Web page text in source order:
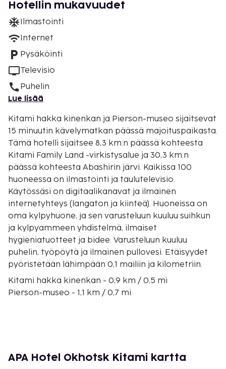
Hotellin mukavuudet
Ilmastointi
Internet
Pysäköinti
Televisio
Puhelin
Lue lisää
Kitami hakka kinenkan ja Pierson-museo sijaitsevat
15 minuutin kävelymatkan päässä majoituspaikasta.
Tämä hotelli sijaitsee 8,3 km:n päässä kohteesta
Kitami Family Land -virkistysalue ja 30,3 km:n
päässä kohteesta Abashirin järvi. Kaikissa 100
huoneessa on ilmastointi ja taulutelevisio.
Käytössäsi on digitaalikanavat ja ilmainen
internetyhteys (langaton ja kiinteä). Huoneissa on
oma kylpyhuone, ja sen varusteluun kuuluu suihkun
ja kylpyammeen yhdistelmä, ilmaiset
hygieniatuotteet ja bidee. Varusteluun kuuluu
puhelin, työpöytä ja ilmainen pullovesi. Etäisyydet
pyöristetään lähimpään 0,1 mailiin ja kilometriin.
Kitami hakka kinenkan - 0,9 km / 0,5 mi
Pierson-museo - 1,1 km / 0,7 mi
Abashirin puolikansallispuisto - 31,8 km / 19,8 mi
APA Hotel Okhotsk Kitami kartta